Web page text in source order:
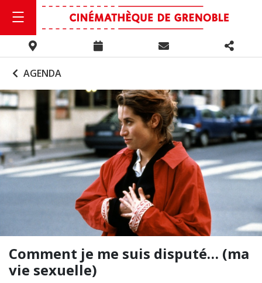
AGENDA
Comment je me suis disputé… (ma
vie sexuelle)